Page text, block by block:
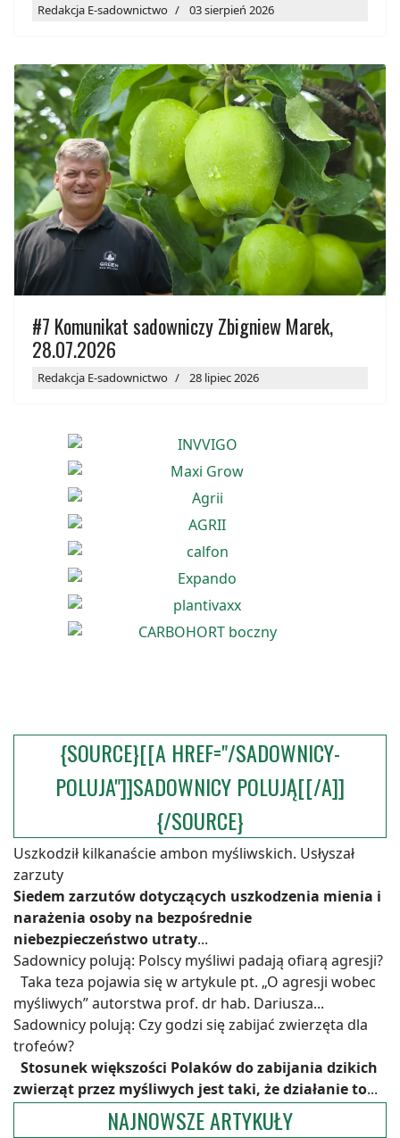
Redakcja E-sadownictwo 03 sierpień 2026
#7 Komunikat sadowniczy Zbigniew Marek,
28.07.2026
Redakcja E-sadownictwo 28 lipiec 2026
{SOURCE}[[A HREF="/SADOWNICY-
POLUJA"]]SADOWNICY POLUJĄ[[/A]]
{/SOURCE}
Uszkodził kilkanaście ambon myśliwskich. Usłyszał
zarzuty
Siedem zarzutów dotyczących uszkodzenia mienia i
narażenia osoby na bezpośrednie
niebezpieczeństwo utraty...
Sadownicy polują: Polscy myśliwi padają ofiarą agresji?
Taka teza pojawia się w artykule pt. „O agresji wobec
myśliwych” autorstwa prof. dr hab. Dariusza...
Sadownicy polują: Czy godzi się zabijać zwierzęta dla
trofeów?
Stosunek większości Polaków do zabijania dzikich
zwierząt przez myśliwych jest taki, że działanie to...
NAJNOWSZE ARTYKUŁY